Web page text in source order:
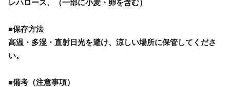
レハロース、（一部に小麦・卵を含む）
■保存方法
高温・多湿・直射日光を避け、涼しい場所に保管してくださ
い。
■備考（注意事項）